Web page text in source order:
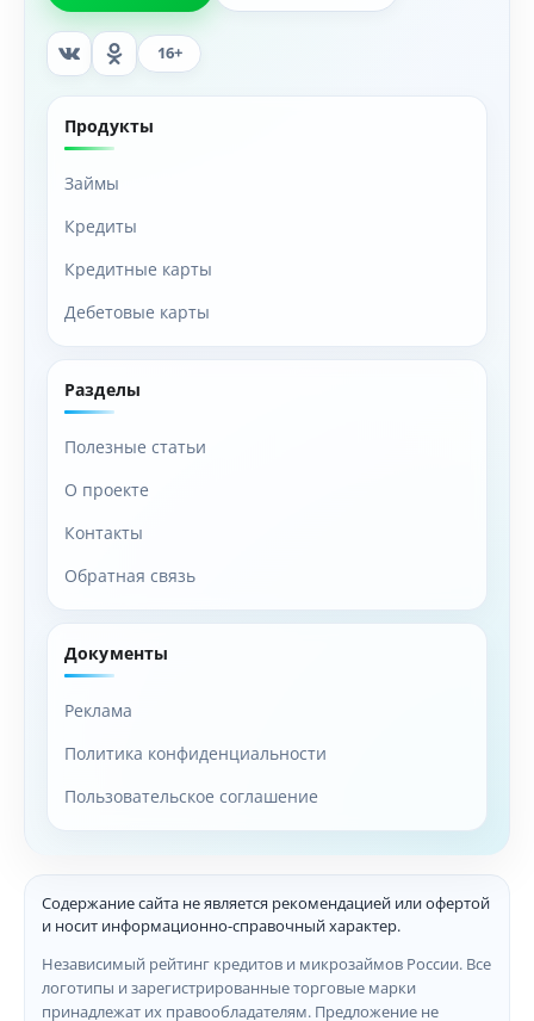
16+
Продукты
Займы
Кредиты
Кредитные карты
Дебетовые карты
Разделы
Полезные статьи
О проекте
Контакты
Обратная связь
Документы
Реклама
Политика конфиденциальности
Пользовательское соглашение
Содержание сайта не является рекомендацией или офертой
и носит информационно-справочный характер.
Независимый рейтинг кредитов и микрозаймов России. Все
логотипы и зарегистрированные торговые марки
принадлежат их правообладателям. Предложение не